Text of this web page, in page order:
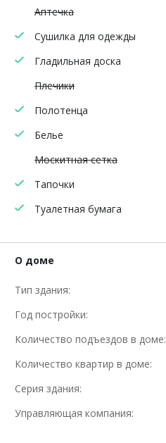
Аптечка
Сушилка для одежды
Гладильная доска
Плечики
Полотенца
Белье
Москитная сетка
Тапочки
Туалетная бумага
О доме
Тип здания:
Год постройки:
Количество подъездов в доме:
Количество квартир в доме:
Серия здания:
Управляющая компания: